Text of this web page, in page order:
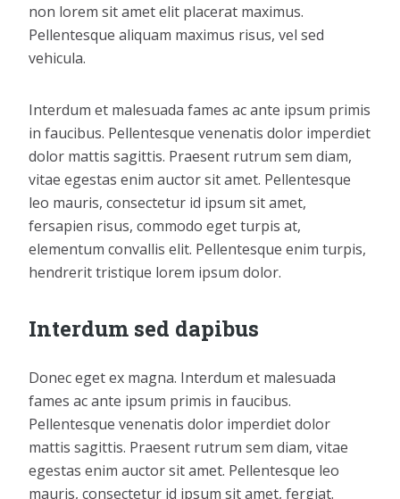
non lorem sit amet elit placerat maximus.
Pellentesque aliquam maximus risus, vel sed
vehicula.
Interdum et malesuada fames ac ante ipsum primis
in faucibus. Pellentesque venenatis dolor imperdiet
dolor mattis sagittis. Praesent rutrum sem diam,
vitae egestas enim auctor sit amet. Pellentesque
leo mauris, consectetur id ipsum sit amet,
fersapien risus, commodo eget turpis at,
elementum convallis elit. Pellentesque enim turpis,
hendrerit tristique lorem ipsum dolor.
Interdum sed dapibus
Donec eget ex magna. Interdum et malesuada
fames ac ante ipsum primis in faucibus.
Pellentesque venenatis dolor imperdiet dolor
mattis sagittis. Praesent rutrum sem diam, vitae
egestas enim auctor sit amet. Pellentesque leo
mauris, consectetur id ipsum sit amet, fergiat.